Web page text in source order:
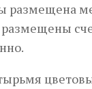
размещена